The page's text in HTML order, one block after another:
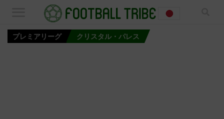
プレミアリーグ クリスタル・パレス